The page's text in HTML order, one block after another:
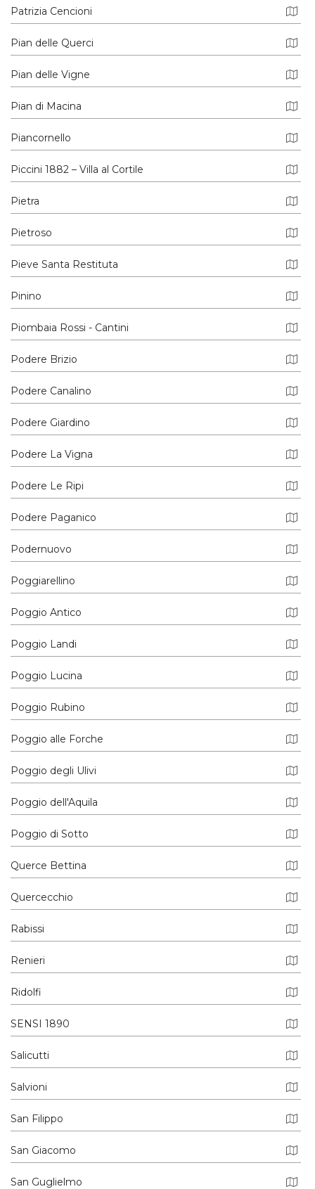
Patrizia Cencioni
Pian delle Querci
Pian delle Vigne
Pian di Macina
Piancornello
Piccini 1882 – Villa al Cortile
Pietra
Pietroso
Pieve Santa Restituta
Pinino
Piombaia Rossi - Cantini
Podere Brizio
Podere Canalino
Podere Giardino
Podere La Vigna
Podere Le Ripi
Podere Paganico
Podernuovo
Poggiarellino
Poggio Antico
Poggio Landi
Poggio Lucina
Poggio Rubino
Poggio alle Forche
Poggio degli Ulivi
Poggio dell'Aquila
Poggio di Sotto
Querce Bettina
Quercecchio
Rabissi
Renieri
Ridolfi
SENSI 1890
Salicutti
Salvioni
San Filippo
San Giacomo
San Guglielmo